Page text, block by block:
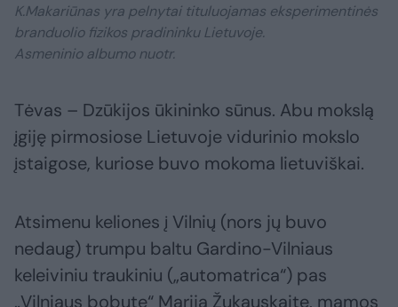
K.Makariūnas yra pelnytai tituluojamas eksperimentinės
branduolio fizikos pradininku Lietuvoje.
Asmeninio albumo nuotr.
Tėvas – Dzūkijos ūkininko sūnus. Abu mokslą
įgiję pirmosiose Lietuvoje vidurinio mokslo
įstaigose, kuriose buvo mokoma lietuviškai.
Atsimenu keliones į Vilnių (nors jų buvo
nedaug) trumpu baltu Gardino-Vilniaus
keleiviniu traukiniu („automatrica“) pas
„Vilniaus bobutę“ Mariją Žukauskaitę, mamos